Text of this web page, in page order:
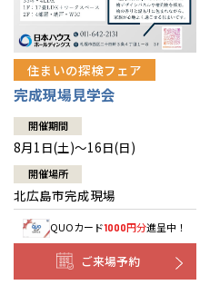
24時間対応コールセンター
デザイン賞各種受賞
セントラルヒーティング
住まいのコラム
住まいのお手入れ集
高い信頼性
安心の管理体制
ギャラリー
会社情報 トップ
ニュースリリース
代表ごあいさつ
企業理念
会社概要
事業部紹介
お問い合わせ
会員サイト
住まいの探検フェア
完成現場見学会
開催期間
8月1日(土)～16日(日)
開催場所
北広島市完成現場
QUOカード1000円分進呈中！
ご来場予約